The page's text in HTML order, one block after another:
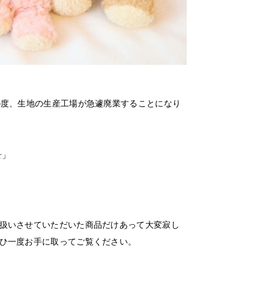
、生地の生産工場が急遽廃業することになり
いさせていただいた商品だけあって大変寂し
度お手に取ってご覧ください。